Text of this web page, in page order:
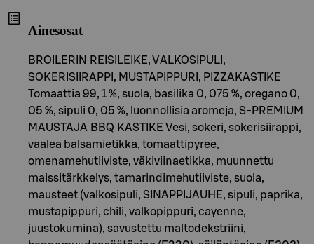
Ainesosat
BROILERIN REISILEIKE, VALKOSIPULI,
SOKERISIIRAPPI, MUSTAPIPPURI, PIZZAKASTIKE
Tomaattia 99, 1 %, suola, basilika 0, 075 %, oregano 0,
05 %, sipuli 0, 05 %, luonnollisia aromeja, S-PREMIUM
MAUSTAJA BBQ KASTIKE Vesi, sokeri, sokerisiirappi,
vaalea balsamietikka, tomaattipyree,
omenamehutiiviste, väkiviinaetikka, muunnettu
maissitärkkelys, tamarindimehutiiviste, suola,
mausteet (valkosipuli, SINAPPIJAUHE, sipuli, paprika,
mustapippuri, chili, valkopippuri, cayenne,
juustokumina), savustettu maltodekstriini,